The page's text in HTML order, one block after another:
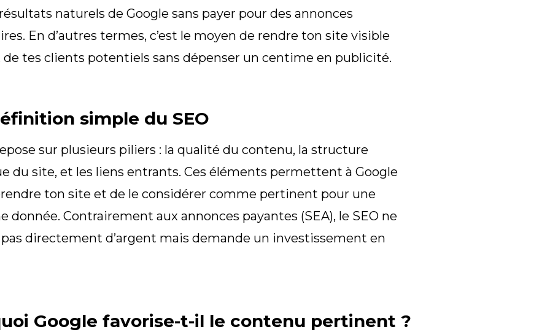
naturels de Google sans payer pour des annonces
En d’autres termes, c’est le moyen de rendre ton site visible
de tes clients potentiels sans dépenser un centime en publicité.
simple du SEO
sur plusieurs piliers : la qualité du contenu, la structure
du site, et les liens entrants. Ces éléments permettent à Google
ton site et de le considérer comme pertinent pour une
donnée. Contrairement aux annonces payantes (SEA), le SEO ne
directement d’argent mais demande un investissement en
Google favorise-t-il le contenu pertinent ?